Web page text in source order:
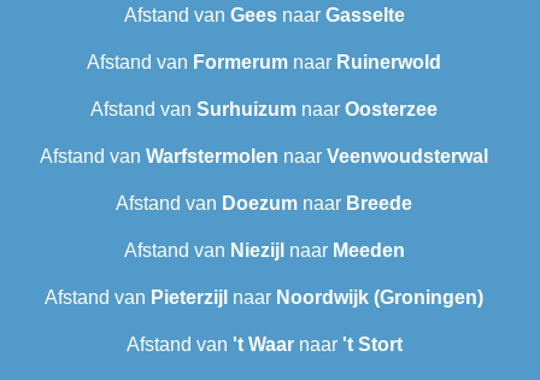
Afstand van Geesnaar Gasselte
Afstand van Formerum naar Ruinerwold
Afstand van Surhuizum naar Oosterzee
Afstand van Warfstermolen naar Veenwoudsterwal
Afstand van Doezum naar Breede
Afstand van Niezijl naar Meeden
Afstand van Pieterzijl naar Noordwijk (Groningen)
Afstand van 't Waarnaar 't Stort